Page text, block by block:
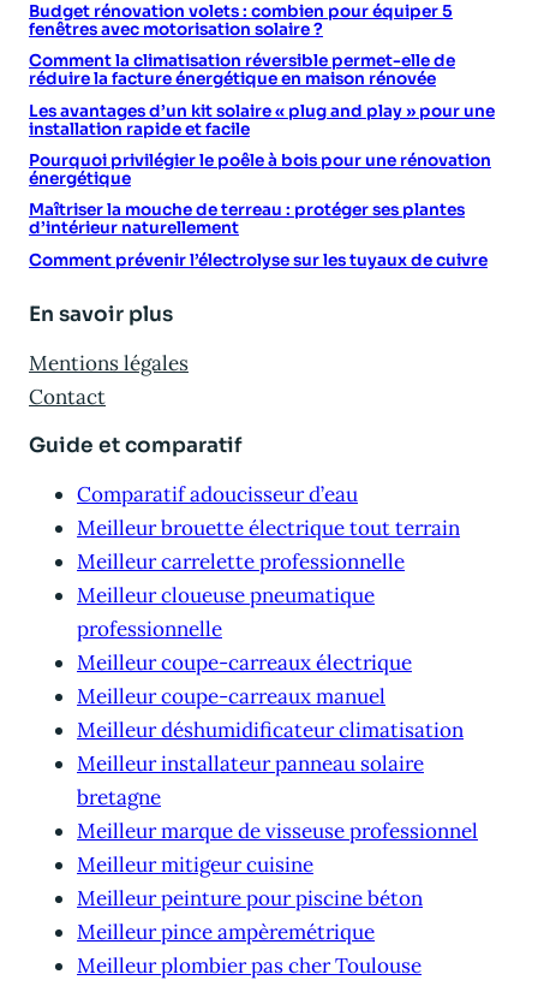
Budget rénovation volets : combien pour équiper 5
fenêtres avec motorisation solaire ?
Comment la climatisation réversible permet-elle de
réduire la facture énergétique en maison rénovée
Les avantages d’un kit solaire « plug and play » pour une
installation rapide et facile
Pourquoi privilégier le poêle à bois pour une rénovation
énergétique
Maîtriser la mouche de terreau : protéger ses plantes
d’intérieur naturellement
Comment prévenir l’électrolyse sur les tuyaux de cuivre
En savoir plus
Mentions légales
Contact
Guide et comparatif
Comparatif adoucisseur d’eau
Meilleur brouette électrique tout terrain
Meilleur carrelette professionnelle
Meilleur cloueuse pneumatique
professionnelle
Meilleur coupe-carreaux électrique
Meilleur coupe-carreaux manuel
Meilleur déshumidificateur climatisation
Meilleur installateur panneau solaire
bretagne
Meilleur marque de visseuse professionnel
Meilleur mitigeur cuisine
Meilleur peinture pour piscine béton
Meilleur pince ampèremétrique
Meilleur plombier pas cher Toulouse